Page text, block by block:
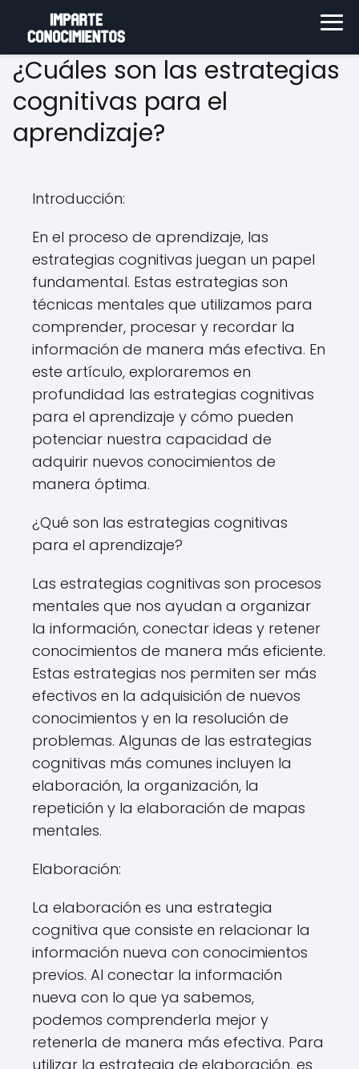
¿Cuáles son las estrategias
cognitivas para el
aprendizaje?
Introducción:
En el proceso de aprendizaje, las
estrategias cognitivas juegan un papel
fundamental. Estas estrategias son
técnicas mentales que utilizamos para
comprender, procesar y recordar la
información de manera más efectiva. En
este artículo, exploraremos en
profundidad las estrategias cognitivas
para el aprendizaje y cómo pueden
potenciar nuestra capacidad de
adquirir nuevos conocimientos de
manera óptima.
¿Qué son las estrategias cognitivas
para el aprendizaje?
Las estrategias cognitivas son procesos
mentales que nos ayudan a organizar
la información, conectar ideas y retener
conocimientos de manera más eficiente.
Estas estrategias nos permiten ser más
efectivos en la adquisición de nuevos
conocimientos y en la resolución de
problemas. Algunas de las estrategias
cognitivas más comunes incluyen la
elaboración, la organización, la
repetición y la elaboración de mapas
mentales.
Elaboración:
La elaboración es una estrategia
cognitiva que consiste en relacionar la
información nueva con conocimientos
previos. Al conectar la información
nueva con lo que ya sabemos,
podemos comprenderla mejor y
retenerla de manera más efectiva. Para
utilizar la estrategia de elaboración, es